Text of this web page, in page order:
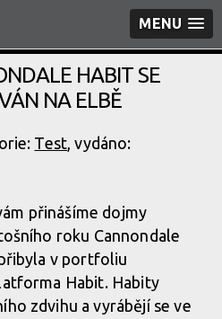
MENU
HABIT SE
NA ELBĚ
Test, vydáno:
přinášíme dojmy
roku Cannondale
v portfoliu
Habit. Habity
zdvihu a vyrábějí se ve